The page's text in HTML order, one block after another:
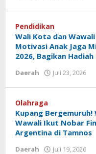
Pendidikan
Wali Kota dan
Motivasi Anak Jaga
2026, Bagikan
Daerah Juli 23, 2026
Olahraga
Kupang Bergemuruh!
Wawali Ikut Nobar
Argentina di Tamnos
Daerah Juli 19, 2026